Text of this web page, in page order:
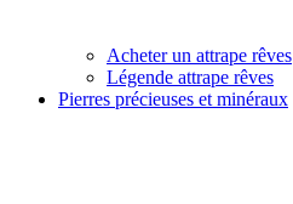
Acheter un attrape rêves
Légende attrape rêves
Pierres précieuses et minéraux